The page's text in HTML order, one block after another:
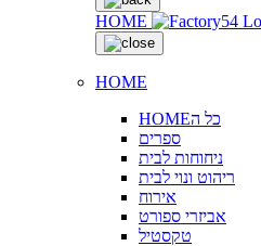
HOME
HOME
HOMEכל ה
ספרים
ניחוחות לבית
ריהוט ונוי לבית
אירוח
אביזרי ספורט
טקסטיל